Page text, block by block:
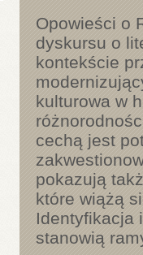
Opowieści o
dyskursu o
kontekście
kulturowa w
cechą jest
pokazują
które wiążą
Identyfikacja
stanowią